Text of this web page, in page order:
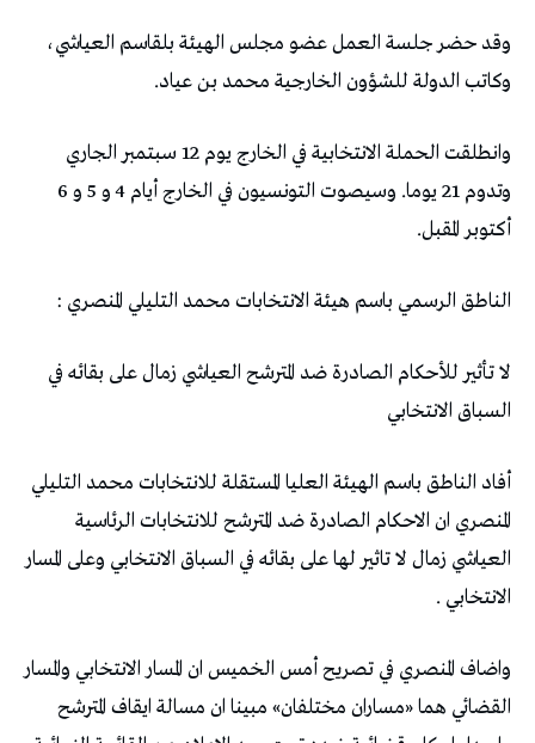
وقد حضر جلسة العمل عضو مجلس الهيئة بلقاسم العياشي،
وكاتب الدولة للشؤون الخارجية محمد بن عياد.
وانطلقت الحملة الانتخابية في الخارج يوم 12 سبتمبر الجاري
وتدوم 21 يوما. وسيصوت التونسيون في الخارج أيام 4 و 5 و 6
أكتوبر المقبل.
الناطق الرسمي باسم هيئة الانتخابات محمد التليلي المنصري :
لا تأثير للأحكام الصادرة ضد المترشح العياشي زمال على بقائه في
السباق الانتخابي
أفاد الناطق باسم الهيئة العليا المستقلة للانتخابات محمد التليلي
المنصري ان الاحكام الصادرة ضد المترشح للانتخابات الرئاسية
العياشي زمال لا تاثير لها على بقائه في السباق الانتخابي وعلى المسار
الانتخابي .
واضاف المنصري في تصريح أمس الخميس ان المسار الانتخابي والمسار
القضائي هما «مساران مختلفان» مبينا ان مسالة ايقاف المترشح